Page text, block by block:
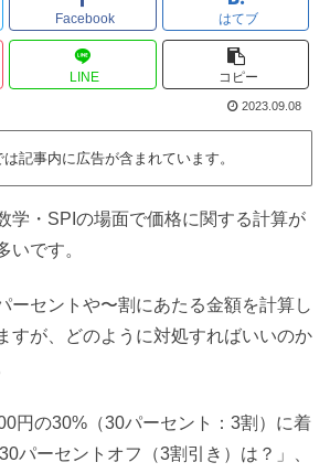
Facebook はてブ
LINE コピー
2023.09.08
記事内に広告が含まれています。
学・SPIの場面で価格に関する計算が
いです。
ーセントや〜割にあたる金額を計算し
すが、どのように対処すればいいのか
円の30%（30パーセント：3割）に着
パーセントオフ（3割引き）は？」、